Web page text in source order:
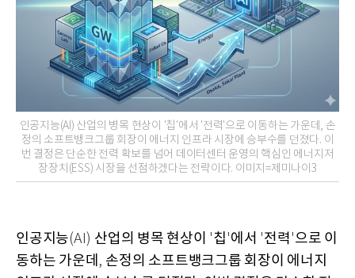
인공지능(AI) 산업의 병목 현상이 '칩'에서 '전력'으로 이동하는 가운데, 손
정의 소프트뱅크그룹 회장이 에너지 인프라 시장에 승부수를 던졌다. 이
번 결정은 단순한 전력 확보를 넘어 데이터센터 운영의 핵심인 에너지저
장장치(ESS) 시장을 선점하겠다는 전략이다. 이미지=제미나이3
인공지능(AI) 산업의 병목 현상이 '칩'에서 '전력'으로 이
동하는 가운데 , 손정의 소프트뱅크그룹 회장이 에너지